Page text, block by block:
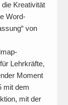
die Kreativität
Word-
von
Lehrkräfte,
Moment
mit dem
mit der